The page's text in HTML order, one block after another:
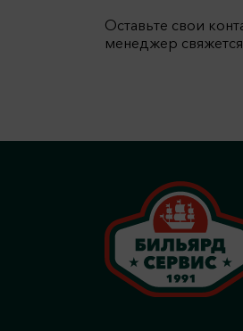
Оставьте свои
менеджер